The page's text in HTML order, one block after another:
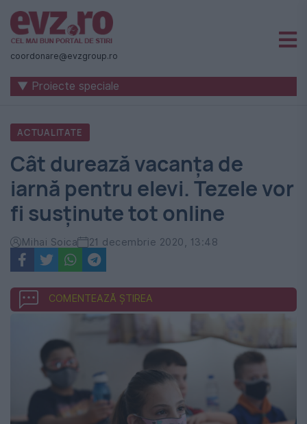
Știri
naționale
internaționale
România
-
Evenimentul
Zilei
coordonare@evzgroup.ro
▼ Proiecte speciale
ACTUALITATE
Cât durează vacanța de
iarnă pentru elevi. Tezele vor
fi susținute tot online
Mihai Soica 21 decembrie 2020, 13:48
COMENTEAZĂ ȘTIREA